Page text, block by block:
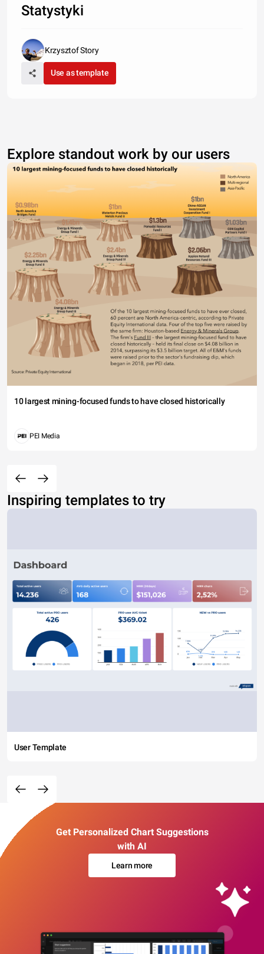
Statystyki
Krzysztof Story
Use as template
Explore standout work by our users
10 largest mining-focused funds to have closed historically
PEI Media
Inspiring templates to try
User Template
Get Personalized Chart Suggestions
with AI
Learn more